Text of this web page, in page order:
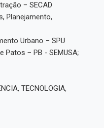
– SECAD
Planejamento,
Urbano – SPU
Patos – PB - SEMUSA;
TECNOLOGIA,